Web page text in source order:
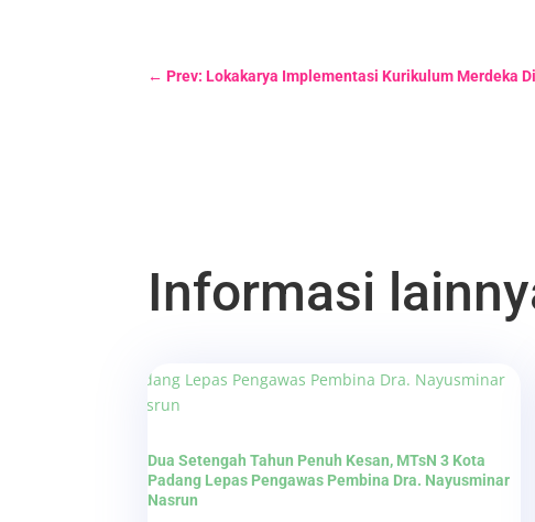
←Prev: Lokakarya Implementasi Kurikulum Merdeka
Informasi
Dua Setengah Tahun Penuh Kesan, MTsN 3 Kota
Padang Lepas Pengawas Pembina Dra. Nayusminar
Nasrun